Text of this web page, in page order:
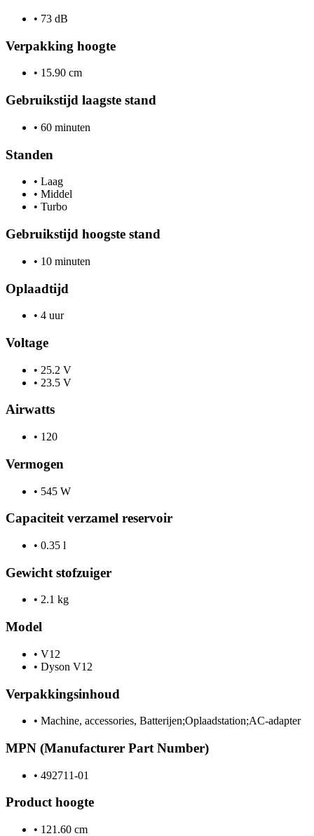
• 73 dB
Verpakking hoogte
• 15.90 cm
Gebruikstijd laagste stand
• 60 minuten
Standen
• Laag
• Middel
• Turbo
Gebruikstijd hoogste stand
• 10 minuten
Oplaadtijd
• 4 uur
Voltage
• 25.2 V
• 23.5 V
Airwatts
• 120
Vermogen
• 545 W
Capaciteit verzamel reservoir
• 0.35 l
Gewicht stofzuiger
• 2.1 kg
Model
• V12
• Dyson V12
Verpakkingsinhoud
• Machine, accessories, Batterijen;Oplaadstation;AC-adapter
MPN (Manufacturer Part Number)
• 492711-01
Product hoogte
• 121.60 cm